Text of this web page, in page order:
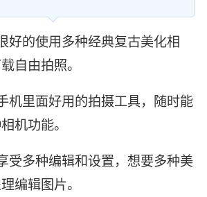
好的使用多种经典复古美化相
自由拍照。
机里面好用的拍摄工具，随时能
机功能。
受多种编辑和设置，想要多种美
编辑图片。